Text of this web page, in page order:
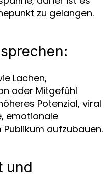
zu gelangen.
Lachen,
oder Mitgefühl
Potenzial, viral
emotionale
aufzubauen.
und